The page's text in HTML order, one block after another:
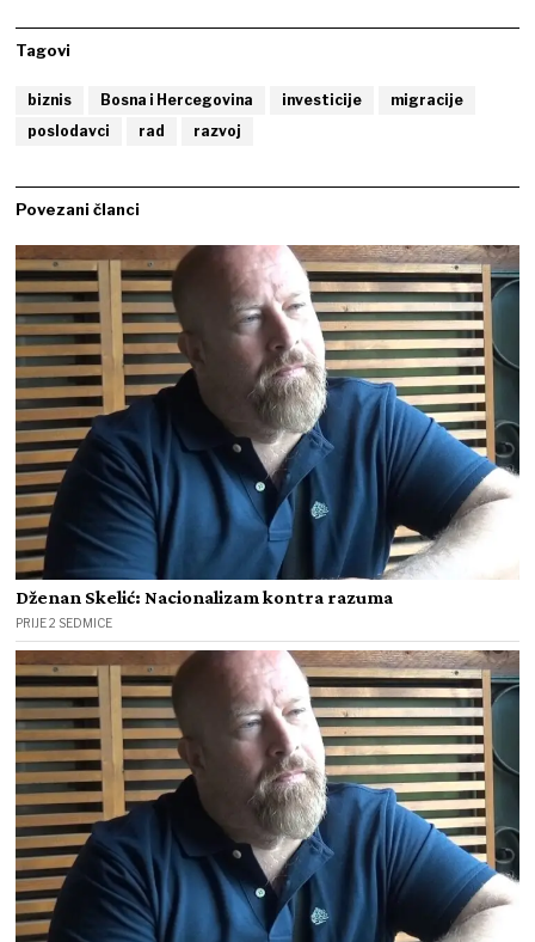
Tagovi
biznis Bosna i Hercegovina investicije
migracije
poslodavci
rad razvoj
Povezani članci
Dženan Skelić: Nacionalizam kontra razuma
PRIJE 2 SEDMICE